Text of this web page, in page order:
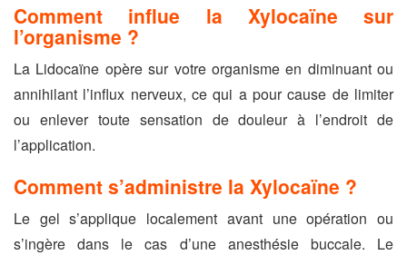
Comment influe la Xylocaïne sur
l’organisme ?
La Lidocaïne opère sur votre organisme en diminuant ou
annihilant l’influx nerveux, ce qui a pour cause de limiter
ou enlever toute sensation de douleur à l’endroit de
l’application.
Comment s’administre la Xylocaïne ?
Le gel s’applique localement avant une opération ou
s’ingère dans le cas d’une anesthésie buccale. Le